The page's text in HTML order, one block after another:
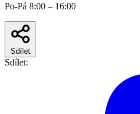
Po-Pá 8:00 – 16:00
Sdílet
Sdílet: